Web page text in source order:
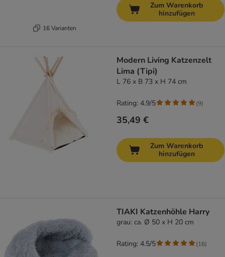
16 Varianten
Zum Warenkorb
hinzufügen
Modern Living Katzenzelt
Lima (Tipi)
L 76 x B 73 x H 74 cm
35,49 €
Rating: 4.9/5 (9)
Zum Warenkorb
hinzufügen
TIAKI Katzenhöhle Harry
grau: ca. Ø 50 x H 20 cm
Rating: 4.5/5 (16)